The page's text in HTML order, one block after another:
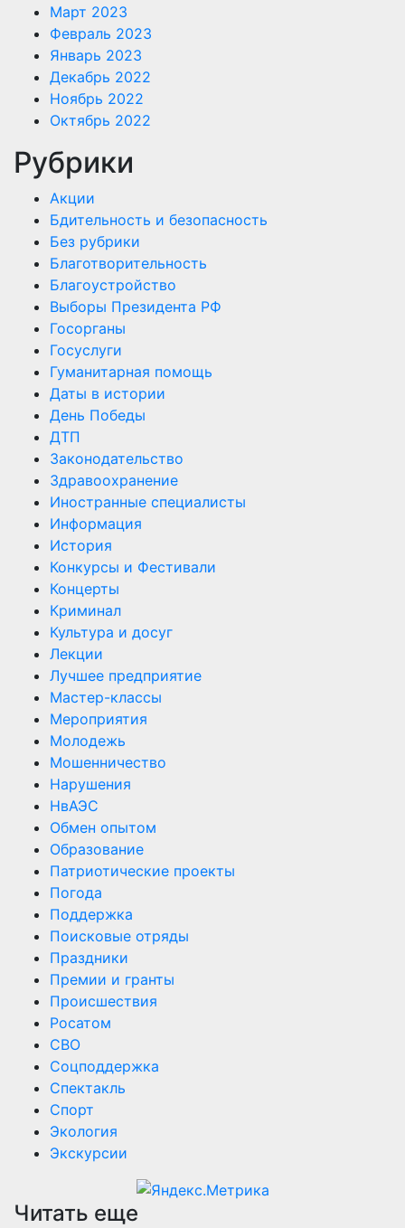
Март 2023
Февраль 2023
Январь 2023
Декабрь 2022
Ноябрь 2022
Октябрь 2022
Рубрики
Акции
Бдительность и безопасность
Без рубрики
Благотворительность
Благоустройство
Выборы Президента РФ
Госорганы
Госуслуги
Гуманитарная помощь
Даты в истории
День Победы
ДТП
Законодательство
Здравоохранение
Иностранные специалисты
Информация
История
Конкурсы и Фестивали
Концерты
Криминал
Культура и досуг
Лекции
Лучшее предприятие
Мастер-классы
Мероприятия
Молодежь
Мошенничество
Нарушения
НвАЭС
Обмен опытом
Образование
Патриотические проекты
Погода
Поддержка
Поисковые отряды
Праздники
Премии и гранты
Происшествия
Росатом
СВО
Соцподдержка
Спектакль
Спорт
Экология
Экскурсии
Читать еще